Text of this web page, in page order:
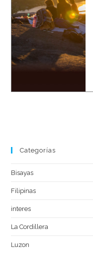
Categorías
Bisayas
Filipinas
interes
La Cordillera
Luzon